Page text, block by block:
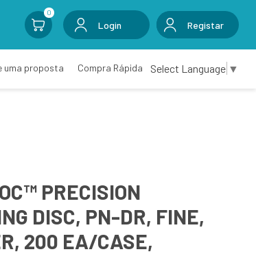
0
Login Registar
uma proposta Compra Rápida Select Language ▼
PRECISION
DISC, PN-DR, FINE,
200 EA/CASE,